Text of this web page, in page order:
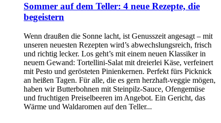
Sommer auf dem Teller: 4 neue Rezepte, die
begeistern
Wenn draußen die Sonne lacht, ist Genusszeit angesagt – mit
unseren neuesten Rezepten wird’s abwechslungsreich, frisch
und richtig lecker. Los geht’s mit einem neuen Klassiker in
neuem Gewand: Tortellini-Salat mit dreierlei Käse, verfeinert
mit Pesto und gerösteten Pinienkernen. Perfekt fürs Picknick
an heißen Tagen. Für alle, die es gern herzhaft-veggie mögen,
haben wir Butterbohnen mit Steinpilz-Sauce, Ofengemüse
und fruchtigen Preiselbeeren im Angebot. Ein Gericht, das
Wärme und Waldaromen auf den Teller...